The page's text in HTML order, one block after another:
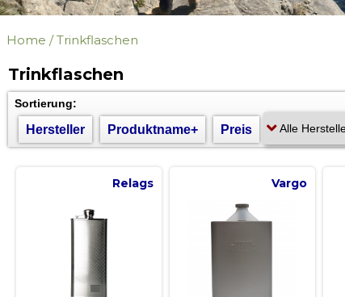
Home /Trinkflaschen
Trinkflaschen
Sortierung:
Hersteller Produktname+ Preis
Relags Vargo